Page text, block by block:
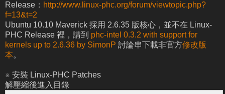
Release： http://www.linux-phc.org/forum/viewtopic.php?
f=13&t=2
Ubuntu 10.10 Maverick 採用 2.6.35 版核心，並不在 Linux-
PHC Release 裡，請到 phc-intel 0.3.2 with support for
kernels up to 2.6.36 by SimonP 討論串下載非官方修改版
本。
※ 安裝 Linux-PHC Patches
解壓縮後進入目錄